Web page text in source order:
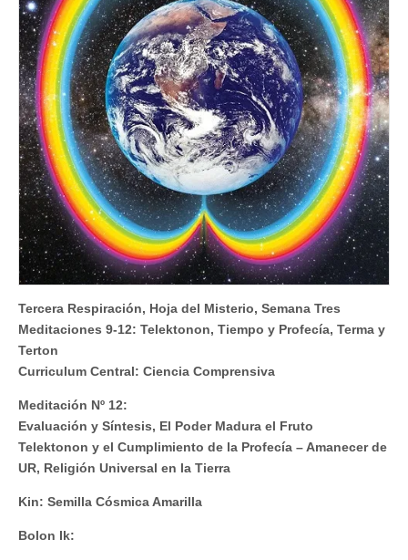
Tercera Respiración, Hoja del Misterio, Semana Tres
Meditaciones 9-12: Telektonon, Tiempo y Profecía, Terma y
Terton
Curriculum Central: Ciencia Comprensiva
Meditación Nº 12:
Evaluación y Síntesis, El Poder Madura el Fruto
Telektonon y el Cumplimiento de la Profecía – Amanecer de
UR, Religión Universal en la Tierra
Kin: Semilla Cósmica Amarilla
Bolon Ik: